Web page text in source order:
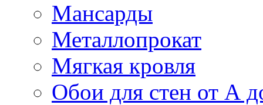
Мансарды
Металлопрокат
Мягкая кровля
Обои для стен от А